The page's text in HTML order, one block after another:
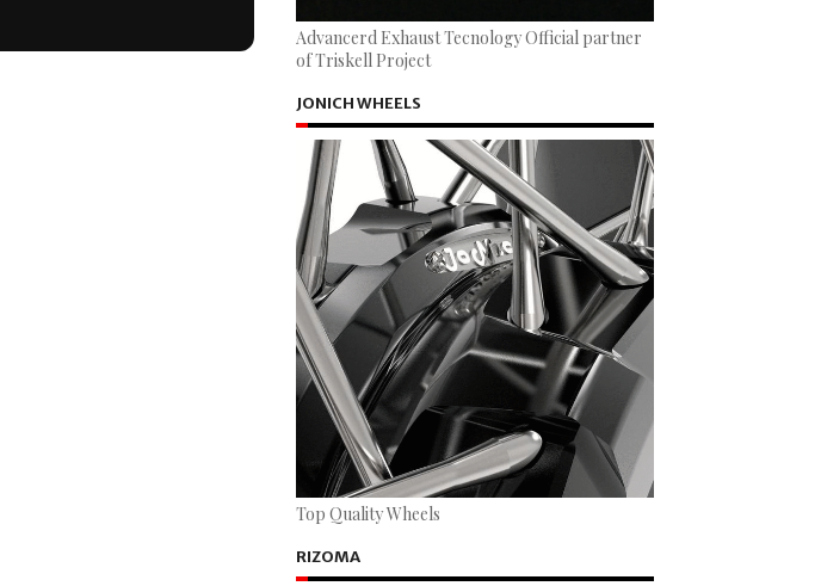
Advancerd Exhaust Tecnology Official partner
of Triskell Project
JONICH WHEELS
Top Quality Wheels
RIZOMA